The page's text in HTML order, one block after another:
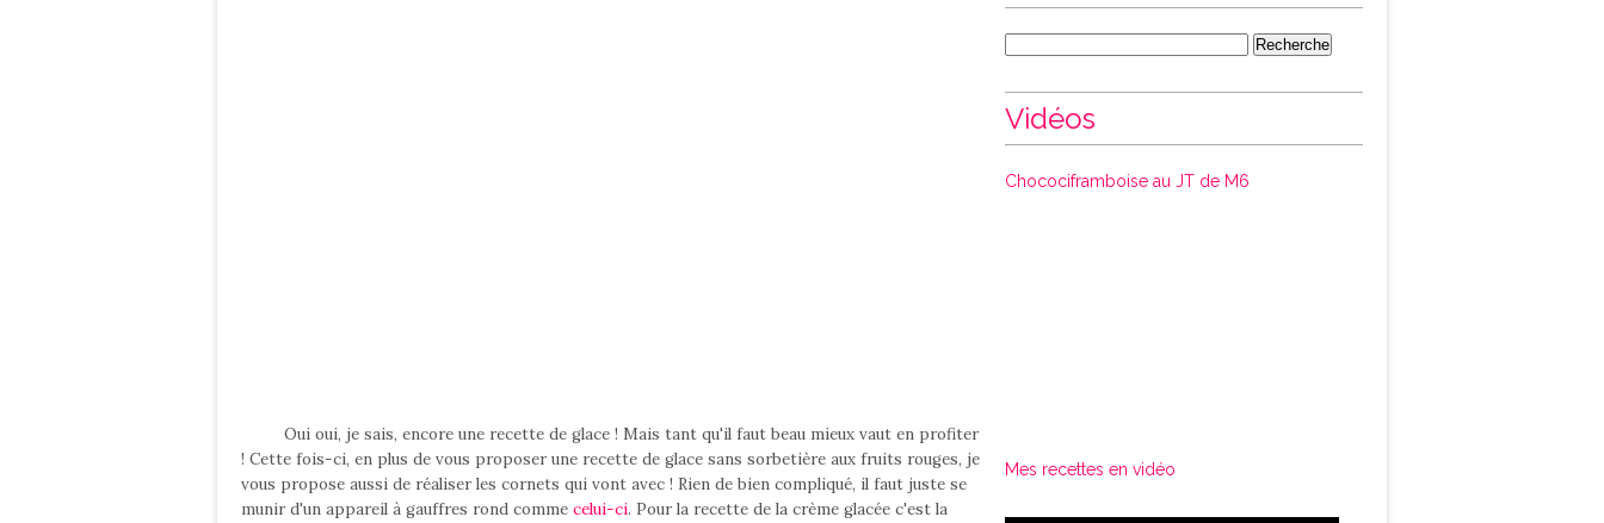
Oui oui, je sais, encore une recette de glace ! Mais tant qu'il faut beau mieux vaut en profiter
! Cette fois-ci, en plus de vous proposer une recette de glace sans sorbetière aux fruits rouges, je
vous propose aussi de réaliser les cornets qui vont avec ! Rien de bien compliqué, il faut juste se
munir d'un appareil à gauffres rond comme celui-ci. Pour la recette de la crème glacée c'est la
Vidéos
Chocociframboise au JT de M6
Mes recettes en vidéo